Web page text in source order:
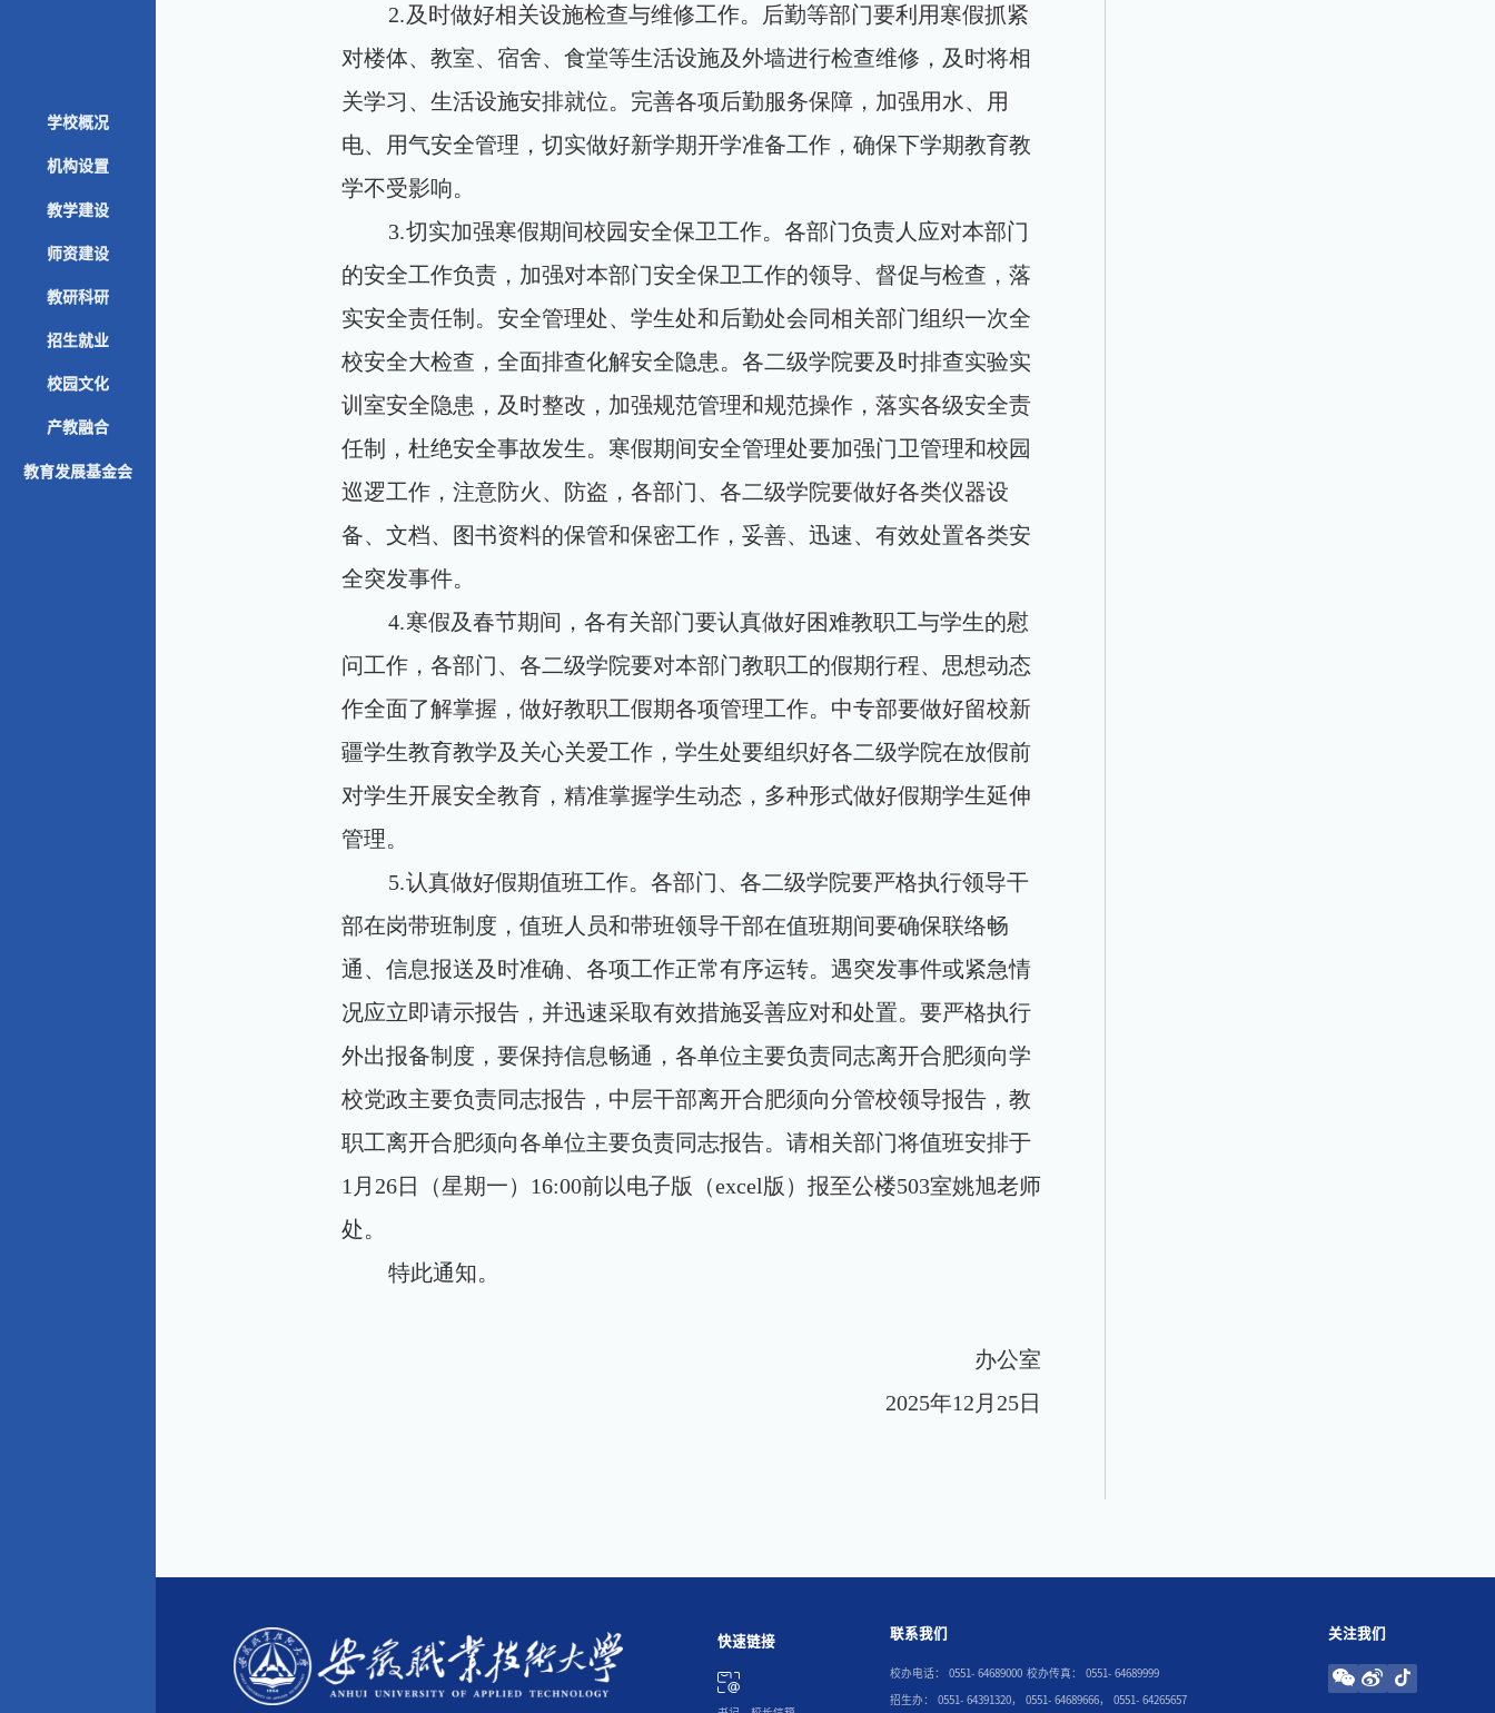
学校概况
机构设置
教学建设
师资建设
教研科研
招生就业
校园文化
产教融合
教育发展基金会
2.及时做好相关设施检查与维修工作。后勤等部门要利用寒假抓紧
对楼体、教室、宿舍、食堂等生活设施及外墙进行检查维修，及时将相
关学习、生活设施安排就位。完善各项后勤服务保障，加强用水、用
电、用气安全管理，切实做好新学期开学准备工作，确保下学期教育教
学不受影响。
3.切实加强寒假期间校园安全保卫工作。各部门负责人应对本部门
的安全工作负责，加强对本部门安全保卫工作的领导、督促与检查，落
实安全责任制。安全管理处、学生处和后勤处会同相关部门组织一次全
校安全大检查，全面排查化解安全隐患。各二级学院要及时排查实验实
训室安全隐患，及时整改，加强规范管理和规范操作，落实各级安全责
任制，杜绝安全事故发生。寒假期间安全管理处要加强门卫管理和校园
巡逻工作，注意防火、防盗，各部门、各二级学院要做好各类仪器设
备、文档、图书资料的保管和保密工作，妥善、迅速、有效处置各类安
全突发事件。
4.寒假及春节期间，各有关部门要认真做好困难教职工与学生的慰
问工作，各部门、各二级学院要对本部门教职工的假期行程、思想动态
作全面了解掌握，做好教职工假期各项管理工作。中专部要做好留校新
疆学生教育教学及关心关爱工作，学生处要组织好各二级学院在放假前
对学生开展安全教育，精准掌握学生动态，多种形式做好假期学生延伸
管理。
5.认真做好假期值班工作。各部门、各二级学院要严格执行领导干
部在岗带班制度，值班人员和带班领导干部在值班期间要确保联络畅
通、信息报送及时准确、各项工作正常有序运转。遇突发事件或紧急情
况应立即请示报告，并迅速采取有效措施妥善应对和处置。要严格执行
外出报备制度，要保持信息畅通，各单位主要负责同志离开合肥须向学
校党政主要负责同志报告，中层干部离开合肥须向分管校领导报告，教
职工离开合肥须向各单位主要负责同志报告。请相关部门将值班安排于
1 月 26日（星期一） 16:00前以电子版（excel版）报至公楼503室姚旭老师
处。
特此通知。
办公室
2025年12 月 25日
快速链接
联系我们
校办电话： 0551- 64689000 校办传真： 0551- 64689999
招生办： 0551- 64391320， 0551- 64689666， 0551- 64265657
关注我们